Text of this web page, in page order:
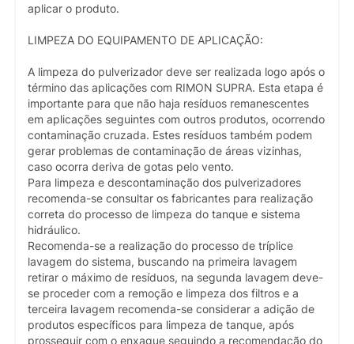
aplicar o produto.
LIMPEZA DO EQUIPAMENTO DE APLICAÇÃO:
A limpeza do pulverizador deve ser realizada logo após o
término das aplicações com RIMON SUPRA. Esta etapa é
importante para que não haja resíduos remanescentes
em aplicações seguintes com outros produtos, ocorrendo
contaminação cruzada. Estes resíduos também podem
gerar problemas de contaminação de áreas vizinhas,
caso ocorra deriva de gotas pelo vento.
Para limpeza e descontaminação dos pulverizadores
recomenda-se consultar os fabricantes para realização
correta do processo de limpeza do tanque e sistema
hidráulico.
Recomenda-se a realização do processo de tríplice
lavagem do sistema, buscando na primeira lavagem
retirar o máximo de resíduos, na segunda lavagem deve-
se proceder com a remoção e limpeza dos filtros e a
terceira lavagem recomenda-se considerar a adição de
produtos específicos para limpeza de tanque, após
prosseguir com o enxague seguindo a recomendação do